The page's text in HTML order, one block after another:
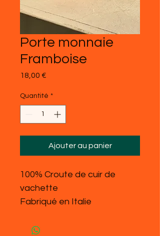
Porte monnaie
Framboise
18,00 €
Quantité *
Ajouter au panier
100% Croute de cuir de
vachette
Fabriqué en Italie